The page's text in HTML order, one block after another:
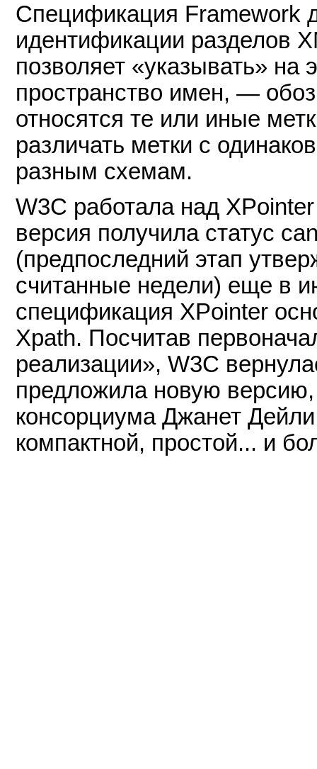
Спецификация Framework
идентификации разделов
позволяет «указывать»
пространство имен, —
относятся те или иные
различать метки с
разным схемам.
W3C работала над
версия получила статус
(предпоследний этап
считанные недели) еще в
спецификация XPointer
Xpath. Посчитав
реализации», W3C
предложила новую версию,
консорциума Джанет
компактной, простой... и